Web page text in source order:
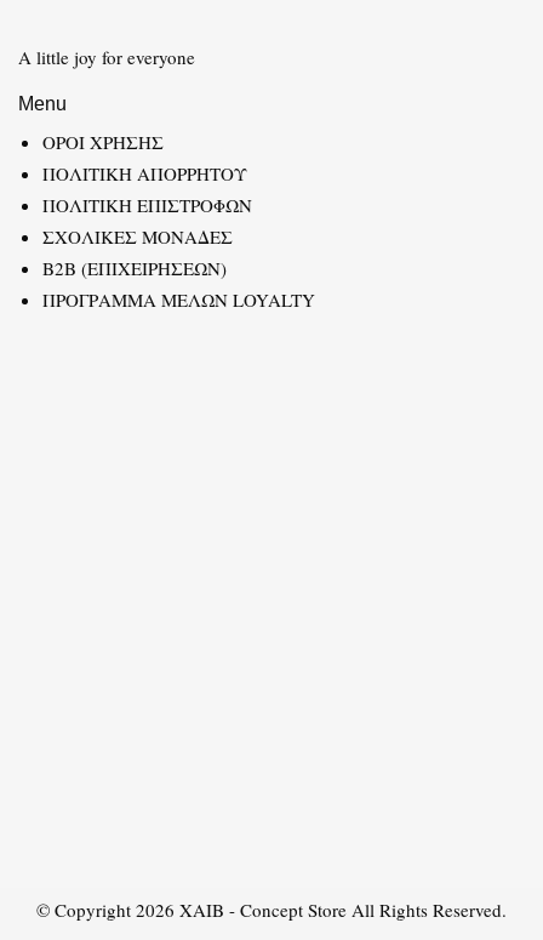
A little joy for everyone
Menu
ΟΡΟΙ ΧΡΗΣΗΣ
ΠΟΛΙΤΙΚΗ ΑΠΟΡΡΗΤΟΥ
ΠΟΛΙΤΙΚΗ ΕΠΙΣΤΡΟΦΩΝ
ΣΧΟΛΙΚΕΣ ΜΟΝΑΔΕΣ
B2B (ΕΠΙΧΕΙΡΗΣΕΩΝ)
ΠΡΟΓΡΑΜΜΑ ΜΕΛΩΝ LOYALTY
© Copyright 2026 XAIB - Concept Store All Rights Reserved.